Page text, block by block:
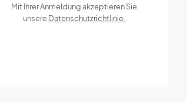
Mit Ihrer Anmeldung akzeptieren Sie
unsereDatenschutzrichtlinie.